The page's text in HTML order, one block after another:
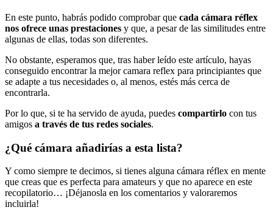
En este punto, habrás podido comprobar que cada cámara réflex
nos ofrece unas prestaciones y que, a pesar de las similitudes entre
algunas de ellas, todas son diferentes.
No obstante, esperamos que, tras haber leído este artículo, hayas
conseguido encontrar la mejor camara reflex para principiantes que
se adapte a tus necesidades o, al menos, estés más cerca de
encontrarla.
Por lo que, si te ha servido de ayuda, puedes compartirlo con tus
amigos a través de tus redes sociales.
¿Qué cámara añadirías a esta lista?
Y como siempre te decimos, si tienes alguna cámara réflex en mente
que creas que es perfecta para amateurs y que no aparece en este
recopilatorio… ¡Déjanosla en los comentarios y valoraremos
incluirla!